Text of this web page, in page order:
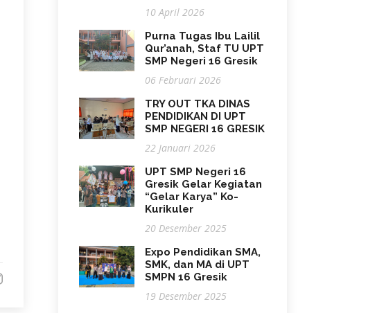
10 April 2026
Purna Tugas Ibu Lailil
Qur’anah, Staf TU UPT
SMP Negeri 16 Gresik
06 Februari 2026
TRY OUT TKA DINAS
PENDIDIKAN DI UPT
SMP NEGERI 16 GRESIK
22 Januari 2026
UPT SMP Negeri 16
Gresik Gelar Kegiatan
“Gelar Karya” Ko-
Kurikuler
20 Desember 2025
Expo Pendidikan SMA,
SMK, dan MA di UPT
SMPN 16 Gresik
19 Desember 2025